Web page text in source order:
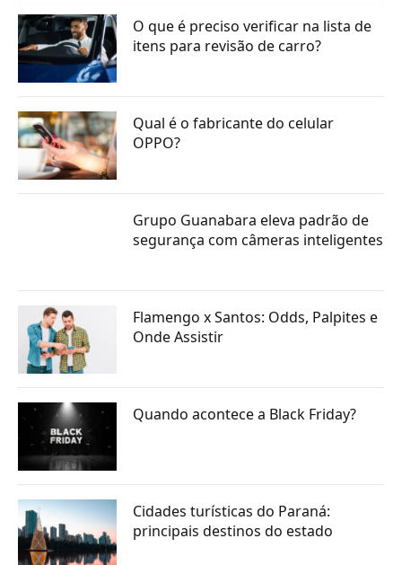
O que é preciso verificar na lista de
itens para revisão de carro?
Qual é o fabricante do celular
OPPO?
Grupo Guanabara eleva padrão de
segurança com câmeras inteligentes
Flamengo x Santos: Odds, Palpites e
Onde Assistir
Quando acontece a Black Friday?
Cidades turísticas do Paraná:
principais destinos do estado